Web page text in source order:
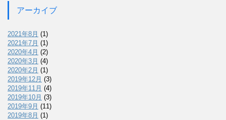
アーカイブ
2021年8月 (1)
2021年7月 (1)
2020年4月 (2)
2020年3月 (4)
2020年2月 (1)
2019年12月 (3)
2019年11月 (4)
2019年10月 (3)
2019年9月 (11)
2019年8月 (1)